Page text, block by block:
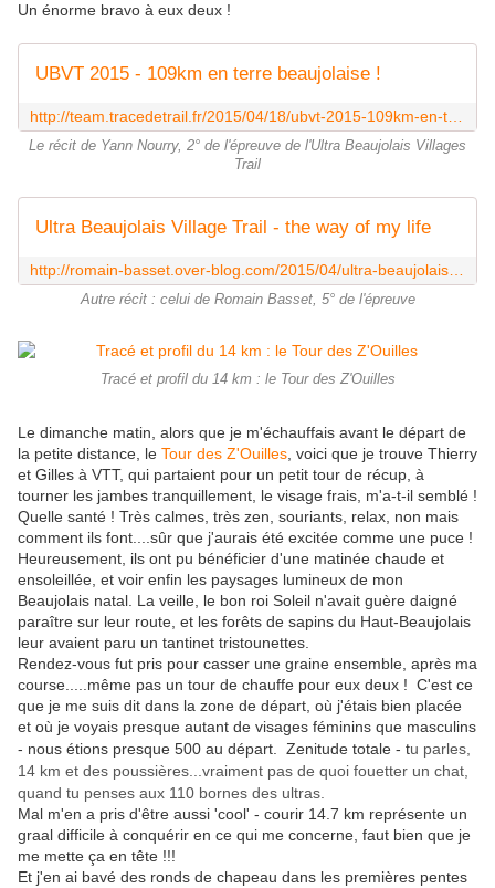
Un énorme bravo à eux deux !
UBVT 2015 - 109km en terre beaujolaise !
Le récit de Yann Nourry, 2° de l'épreuve de l'Ultra Beaujolais Villages
Trail
Ultra Beaujolais Village Trail - the way of my life
Autre récit : celui de Romain Basset, 5° de l'épreuve
Tracé et profil du 14 km : le Tour des Z'Ouilles
Le dimanche matin, alors que je m'échauffais avant le départ de
la petite distance, le Tour des Z'Ouilles , voici que je trouve Thierry
et Gilles à VTT, qui partaient pour un petit tour de récup, à
tourner les jambes tranquillement, le visage frais, m'a-t-il semblé !
Quelle santé ! Très calmes, très zen, souriants, relax, non mais
comment ils font....sûr que j'aurais été excitée comme une puce !
Heureusement, ils ont pu bénéficier d'une matinée chaude et
ensoleillée, et voir enfin les paysages lumineux de mon
Beaujolais natal. La veille, le bon roi Soleil n'avait guère daigné
paraître sur leur route, et les forêts de sapins du Haut-Beaujolais
leur avaient paru un tantinet tristounettes.
Rendez-vous fut pris pour casser une graine ensemble, après ma
course.....même pas un tour de chauffe pour eux deux ! C'est ce
que je me suis dit dans la zone de départ, où j'étais bien placée
et où je voyais presque autant de visages féminins que masculins
- nous étions presque 500 au départ. Zenitude totale - tu parles,
14 km et des poussières...vraiment pas de quoi fouetter un chat,
quand tu penses aux 110 bornes des ultras.
Mal m'en a pris d'être aussi 'cool' - courir 14.7 km représente un
graal difficile à conquérir en ce qui me concerne, faut bien que je
me mette ça en tête !!!
Et j'en ai bavé des ronds de chapeau dans les premières pentes